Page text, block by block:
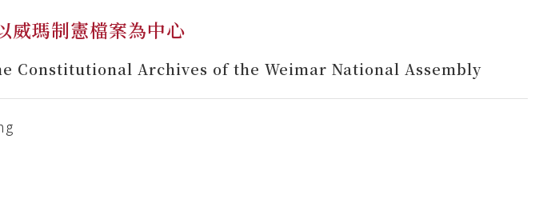
威瑪制憲檔案為中心
Constitutional Archives of the Weimar National Assembly